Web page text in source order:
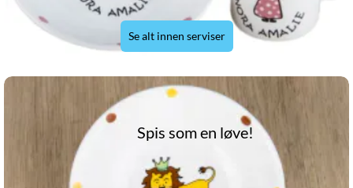
Se alt innen serviser
Spis som en løve!